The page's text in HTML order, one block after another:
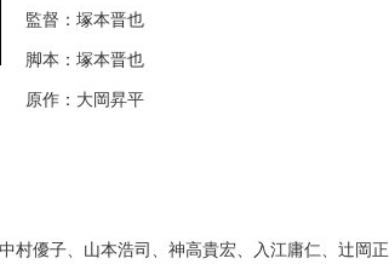
監督：塚本晋也
脚本：塚本晋也
原作：大岡昇平
村優子、山本浩司、神高貴宏、入江庸仁、辻岡正